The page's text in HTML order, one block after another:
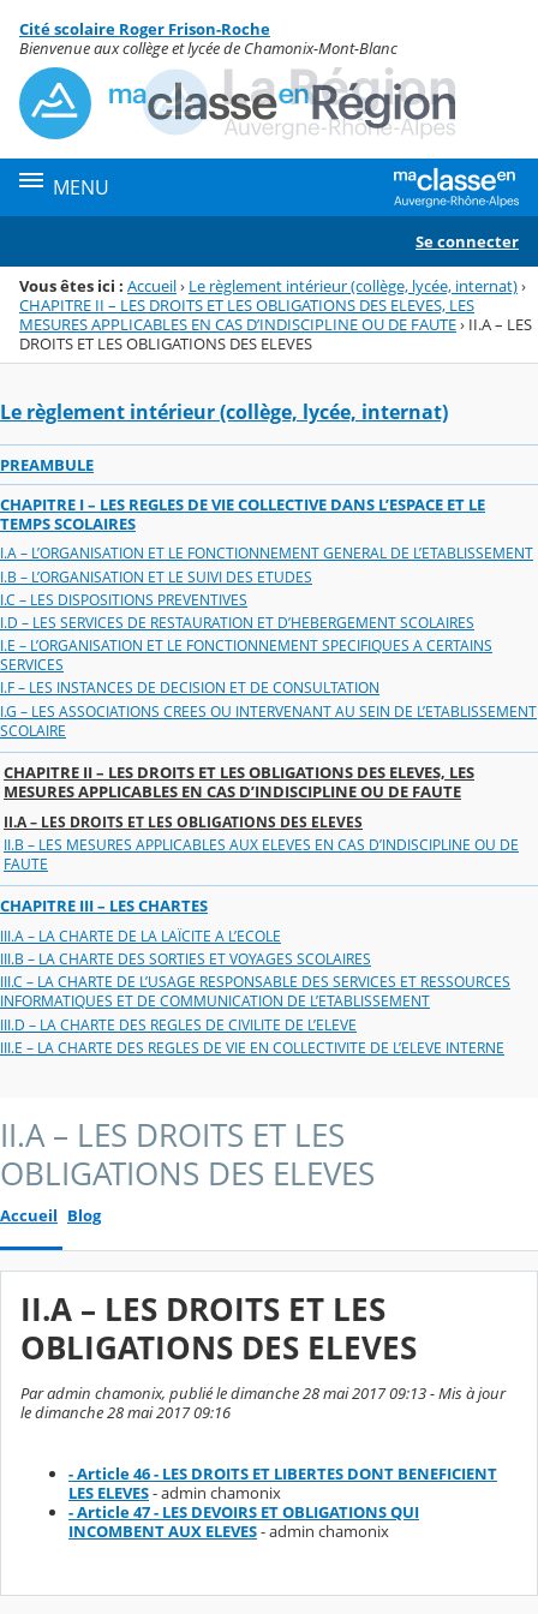
Menu de la rubrique
Contenu
Cité scolaire Roger Frison-Roche
Bienvenue aux collège et lycée de Chamonix-Mont-Blanc
MENU
Se connecter
Vous êtes ici : Accueil› Le règlement intérieur (collège, lycée, internat)›
CHAPITRE II – LES DROITS ET LES OBLIGATIONS DES ELEVES, LES
MESURES APPLICABLES EN CAS D’INDISCIPLINE OU DE FAUTE› II.A – LES
DROITS ET LES OBLIGATIONS DES ELEVES
Le règlement intérieur (collège, lycée, internat)
PREAMBULE
CHAPITRE I – LES REGLES DE VIE COLLECTIVE DANS L’ESPACE ET LE
TEMPS SCOLAIRES
I.A – L’ORGANISATION ET LE FONCTIONNEMENT GENERAL DE L’ETABLISSEMENT
I.B – L’ORGANISATION ET LE SUIVI DES ETUDES
I.C – LES DISPOSITIONS PREVENTIVES
I.D – LES SERVICES DE RESTAURATION ET D’HEBERGEMENT SCOLAIRES
I.E – L’ORGANISATION ET LE FONCTIONNEMENT SPECIFIQUES A CERTAINS
SERVICES
I.F – LES INSTANCES DE DECISION ET DE CONSULTATION
I.G – LES ASSOCIATIONS CREES OU INTERVENANT AU SEIN DE L’ETABLISSEMENT
SCOLAIRE
CHAPITRE II – LES DROITS ET LES OBLIGATIONS DES ELEVES, LES
MESURES APPLICABLES EN CAS D’INDISCIPLINE OU DE FAUTE
II.A – LES DROITS ET LES OBLIGATIONS DES ELEVES
II.B – LES MESURES APPLICABLES AUX ELEVES EN CAS D’INDISCIPLINE OU DE
FAUTE
CHAPITRE III – LES CHARTES
III.A – LA CHARTE DE LA LAÏCITE A L’ECOLE
III.B – LA CHARTE DES SORTIES ET VOYAGES SCOLAIRES
III.C – LA CHARTE DE L’USAGE RESPONSABLE DES SERVICES ET RESSOURCES
INFORMATIQUES ET DE COMMUNICATION DE L’ETABLISSEMENT
III.D – LA CHARTE DES REGLES DE CIVILITE DE L’ELEVE
III.E – LA CHARTE DES REGLES DE VIE EN COLLECTIVITE DE L’ELEVE INTERNE
II.A – LES DROITS ET LES
OBLIGATIONS DES ELEVES
Accueil Blog
II.A – LES DROITS ET LES
OBLIGATIONS DES ELEVES
Par admin chamonix, publié le dimanche 28 mai 2017 09:13 - Mis à jour
le dimanche 28 mai 2017 09:16
- Article 46 - LES DROITS ET LIBERTES DONT BENEFICIENT
LES ELEVES- admin chamonix
- Article 47 - LES DEVOIRS ET OBLIGATIONS QUI
INCOMBENT AUX ELEVES- admin chamonix